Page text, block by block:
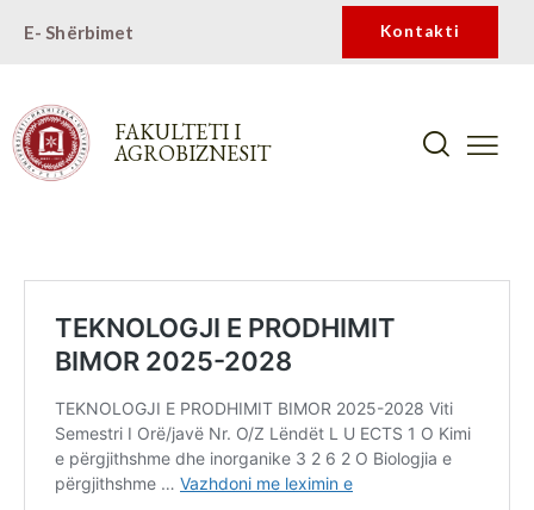
E- Shërbimet Kontakti
FAKULTETI I
AGROBIZNESIT